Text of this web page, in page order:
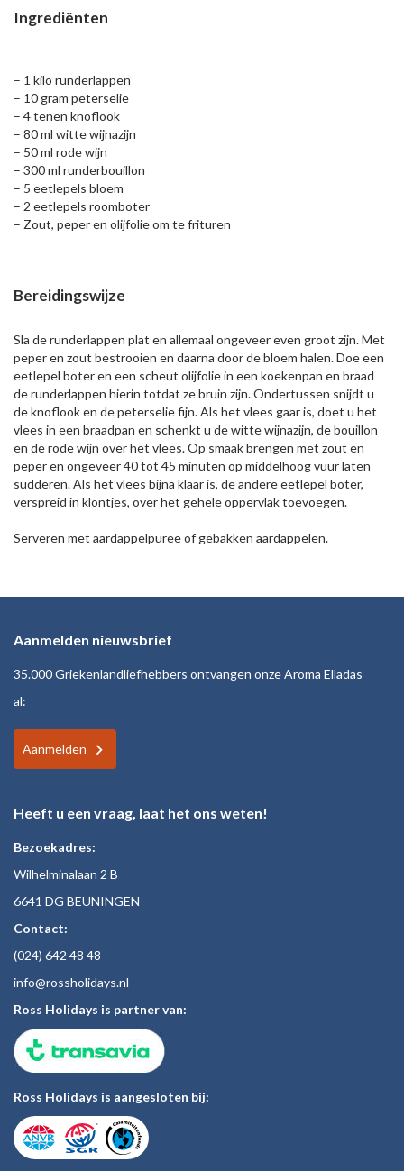
Ingrediënten
– 1 kilo runderlappen
– 10 gram peterselie
– 4 tenen knoflook
– 80 ml witte wijnazijn
– 50 ml rode wijn
– 300 ml runderbouillon
– 5 eetlepels bloem
– 2 eetlepels roomboter
– Zout, peper en olijfolie om te frituren
Bereidingswijze
Sla de runderlappen plat en allemaal ongeveer even groot zijn. Met
peper en zout bestrooien en daarna door de bloem halen. Doe een
eetlepel boter en een scheut olijfolie in een koekenpan en braad
de runderlappen hierin totdat ze bruin zijn. Ondertussen snijdt u
de knoflook en de peterselie fijn. Als het vlees gaar is, doet u het
vlees in een braadpan en schenkt u de witte wijnazijn, de bouillon
en de rode wijn over het vlees. Op smaak brengen met zout en
peper en ongeveer 40 tot 45 minuten op middelhoog vuur laten
sudderen. Als het vlees bijna klaar is, de andere eetlepel boter,
verspreid in klontjes, over het gehele oppervlak toevoegen.
Serveren met aardappelpuree of gebakken aardappelen.
Aanmelden nieuwsbrief
35.000 Griekenlandliefhebbers ontvangen onze Aroma Elladas
al:
Aanmelden
Heeft u een vraag, laat het ons weten!
Bezoekadres:
Wilhelminalaan 2 B
6641 DG BEUNINGEN
Contact:
(024) 642 48 48
info@rossholidays.nl
Ross Holidays is partner van:
Ross Holidays is aangesloten bij: